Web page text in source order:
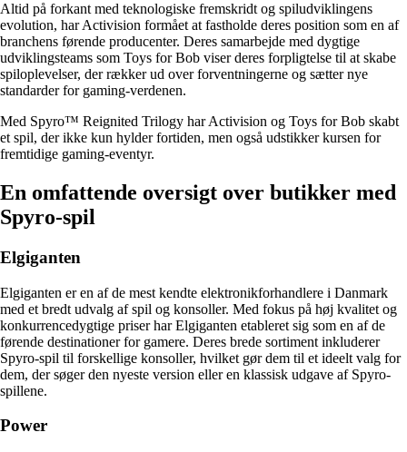
Altid på forkant med teknologiske fremskridt og spiludviklingens
evolution, har Activision formået at fastholde deres position som en af
branchens førende producenter. Deres samarbejde med dygtige
udviklingsteams som Toys for Bob viser deres forpligtelse til at skabe
spiloplevelser, der rækker ud over forventningerne og sætter nye
standarder for gaming-verdenen.
Med Spyro™ Reignited Trilogy har Activision og Toys for Bob skabt
et spil, der ikke kun hylder fortiden, men også udstikker kursen for
fremtidige gaming-eventyr.
En omfattende oversigt over butikker med
Spyro-spil
Elgiganten
Elgiganten er en af ​​de mest kendte elektronikforhandlere i Danmark
med et bredt udvalg af spil og konsoller. Med fokus på høj kvalitet og
konkurrencedygtige priser har Elgiganten etableret sig som en af ​​de
førende destinationer for gamere. Deres brede sortiment inkluderer
Spyro-spil til forskellige konsoller, hvilket gør dem til et ideelt valg for
dem, der søger den nyeste version eller en klassisk udgave af Spyro-
spillene.
Power